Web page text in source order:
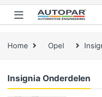
Home Opel
Insignia Onderdelen